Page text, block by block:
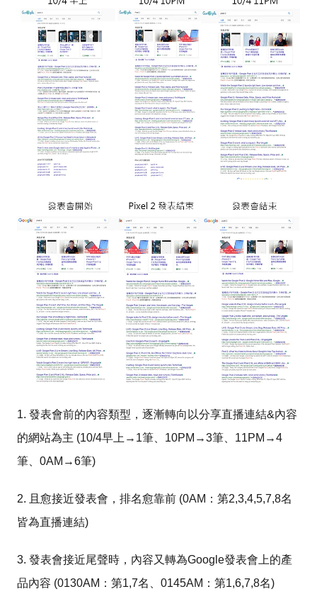
1. 發表會前的內容類型，逐漸轉向以分享直播連結&內容
的網站為主 (10/4早上→1筆、10PM→3筆、11PM→4
筆、0AM→6筆)
2. 且愈接近發表會，排名愈靠前 (0AM：第2,3,4,5,7,8名
皆為直播連結)
3. 發表會接近尾聲時，內容又轉為Google發表會上的產
品內容 (0130AM：第1,7名、0145AM：第1,6,7,8名)